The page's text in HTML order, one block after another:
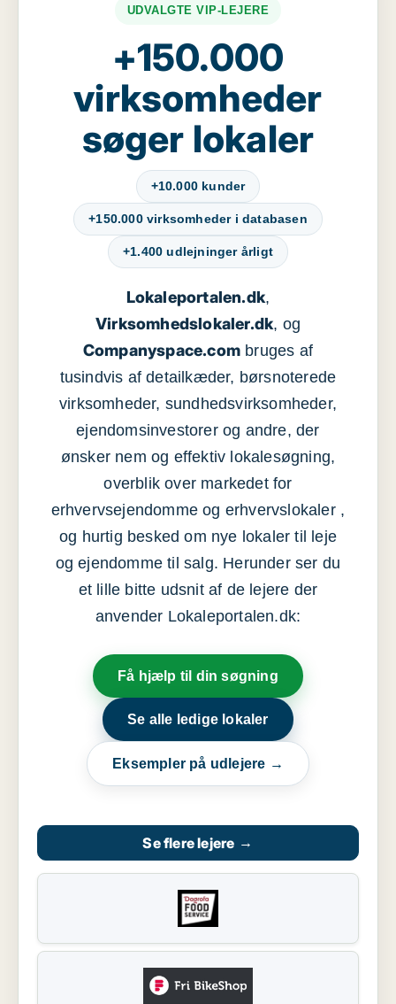
UDVALGTE VIP-LEJERE
+150.000
virksomheder
søger lokaler
+10.000 kunder
+150.000 virksomheder i databasen
+1.400 udlejninger årligt
Lokaleportalen.dk,
Virksomhedslokaler.dk, og
Companyspace.com bruges af
tusindvis af detailkæder, børsnoterede
virksomheder, sundhedsvirksomheder,
ejendomsinvestorer og andre, der
ønsker nem og effektiv lokalesøgning,
overblik over markedet for
erhvervsejendomme og erhvervslokaler ,
og hurtig besked om nye lokaler til leje
og ejendomme til salg. Herunder ser du
et lille bitte udsnit af de lejere der
anvender Lokaleportalen.dk:
Få hjælp til din søgning
Se alle ledige lokaler
Eksempler på udlejere →
Se flere lejere →